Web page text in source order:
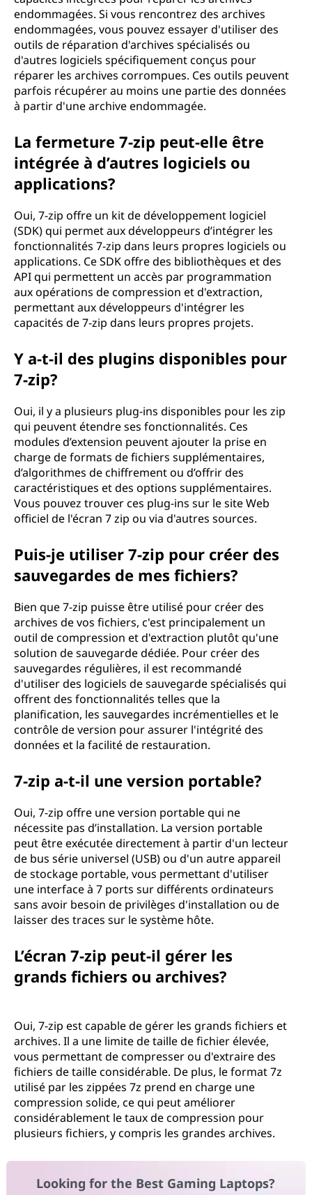
endommagées. Si vous rencontrez des archives
endommagées, vous pouvez essayer d'utiliser des
outils de réparation d'archives spécialisés ou
d'autres logiciels spécifiquement conçus pour
réparer les archives corrompues. Ces outils peuvent
parfois récupérer au moins une partie des données
à partir d'une archive endommagée.
La fermeture 7-zip peut-elle être
intégrée à d’autres logiciels ou
applications?
Oui, 7-zip offre un kit de développement logiciel
(SDK) qui permet aux développeurs d’intégrer les
fonctionnalités 7-zip dans leurs propres logiciels ou
applications. Ce SDK offre des bibliothèques et des
API qui permettent un accès par programmation
aux opérations de compression et d'extraction,
permettant aux développeurs d'intégrer les
capacités de 7-zip dans leurs propres projets.
Y a-t-il des plugins disponibles pour
7-zip?
Oui, il y a plusieurs plug-ins disponibles pour les zip
qui peuvent étendre ses fonctionnalités. Ces
modules d’extension peuvent ajouter la prise en
charge de formats de fichiers supplémentaires,
d’algorithmes de chiffrement ou d’offrir des
caractéristiques et des options supplémentaires.
Vous pouvez trouver ces plug-ins sur le site Web
officiel de l'écran 7 zip ou via d'autres sources.
Puis-je utiliser 7-zip pour créer des
sauvegardes de mes fichiers?
Bien que 7-zip puisse être utilisé pour créer des
archives de vos fichiers, c'est principalement un
outil de compression et d'extraction plutôt qu'une
solution de sauvegarde dédiée. Pour créer des
sauvegardes régulières, il est recommandé
d'utiliser des logiciels de sauvegarde spécialisés qui
offrent des fonctionnalités telles que la
planification, les sauvegardes incrémentielles et le
contrôle de version pour assurer l'intégrité des
données et la facilité de restauration.
7-zip a-t-il une version portable?
Oui, 7-zip offre une version portable qui ne
nécessite pas d’installation. La version portable
peut être exécutée directement à partir d'un lecteur
de bus série universel (USB) ou d'un autre appareil
de stockage portable, vous permettant d'utiliser
une interface à 7 ports sur différents ordinateurs
sans avoir besoin de privilèges d'installation ou de
laisser des traces sur le système hôte.
L’écran 7-zip peut-il gérer les
grands fichiers ou archives?
Oui, 7-zip est capable de gérer les grands fichiers et
archives. Il a une limite de taille de fichier élevée,
vous permettant de compresser ou d'extraire des
fichiers de taille considérable. De plus, le format 7z
utilisé par les zippées 7z prend en charge une
compression solide, ce qui peut améliorer
considérablement le taux de compression pour
plusieurs fichiers, y compris les grandes archives.
Looking for the Best Gaming Laptops?